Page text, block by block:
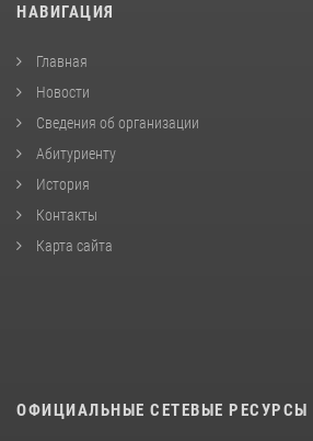
НАВИГАЦИЯ
Главная
Новости
Сведения об организации
Абитуриенту
История
Контакты
Карта сайта
ОФИЦИАЛЬНЫЕ СЕТЕВЫЕ РЕСУРСЫ